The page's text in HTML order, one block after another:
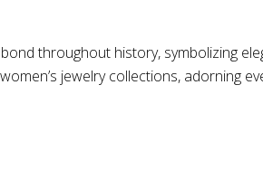
throughout history, symbolizing
jewelry collections, adorning